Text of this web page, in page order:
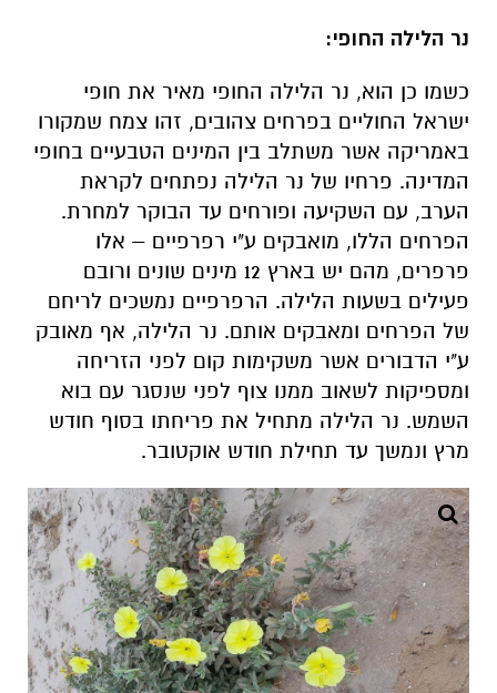
נר הלילה החופי:
כשמו כן הוא, נר הלילה החופי מאיר את חופי
ישראל החוליים בפרחים צהובים, זהו צמח שמקורו
באמריקה אשר משתלב בין המינים הטבעיים בחופי
המדינה. פרחיו של נר הלילה נפתחים לקראת
הערב, עם השקיעה ופורחים עד הבוקר למחרת.
הפרחים הללו, מואבקים ע"י רפרפיים – אלו
פרפרים, מהם יש בארץ 12 מינים שונים ורובם
פעילים בשעות הלילה. הרפרפיים נמשכים לריחם
של הפרחים ומאבקים אותם. נר הלילה, אף מאובק
ע"י הדבורים אשר משקימות קום לפני הזריחה
ומספיקות לשאוב ממנו צוף לפני שנסגר עם בוא
השמש. נר הלילה מתחיל את פריחתו בסוף חודש
מרץ ונמשך עד תחילת חודש אוקטובר.